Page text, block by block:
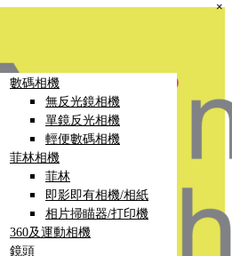
數碼相機
無反光鏡相機
單鏡反光相機
輕便數碼相機
菲林相機
菲林
即影即有相機/相紙
相片掃瞄器/打印機
360及運動相機
鏡頭
×